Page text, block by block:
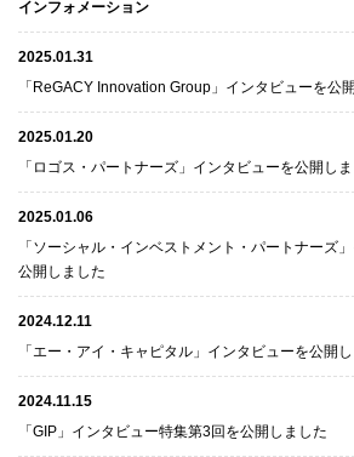
インフォメーション
2025.01.31
「ReGACY Innovation Group」インタビューを公
2025.01.20
「ロゴス・パートナーズ」インタビューを公開し
2025.01.06
「ソーシャル・インベストメント・パートナーズ
公開しました
2024.12.11
「エー・アイ・キャピタル」インタビューを公開
2024.11.15
「GIP」インタビュー特集第3回を公開しました